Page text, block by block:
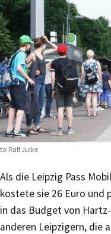
Ralf Julke
Als die Leipzig Pass
kostete sie 26 Euro und
in das Budget von
anderen Leipzigern, die